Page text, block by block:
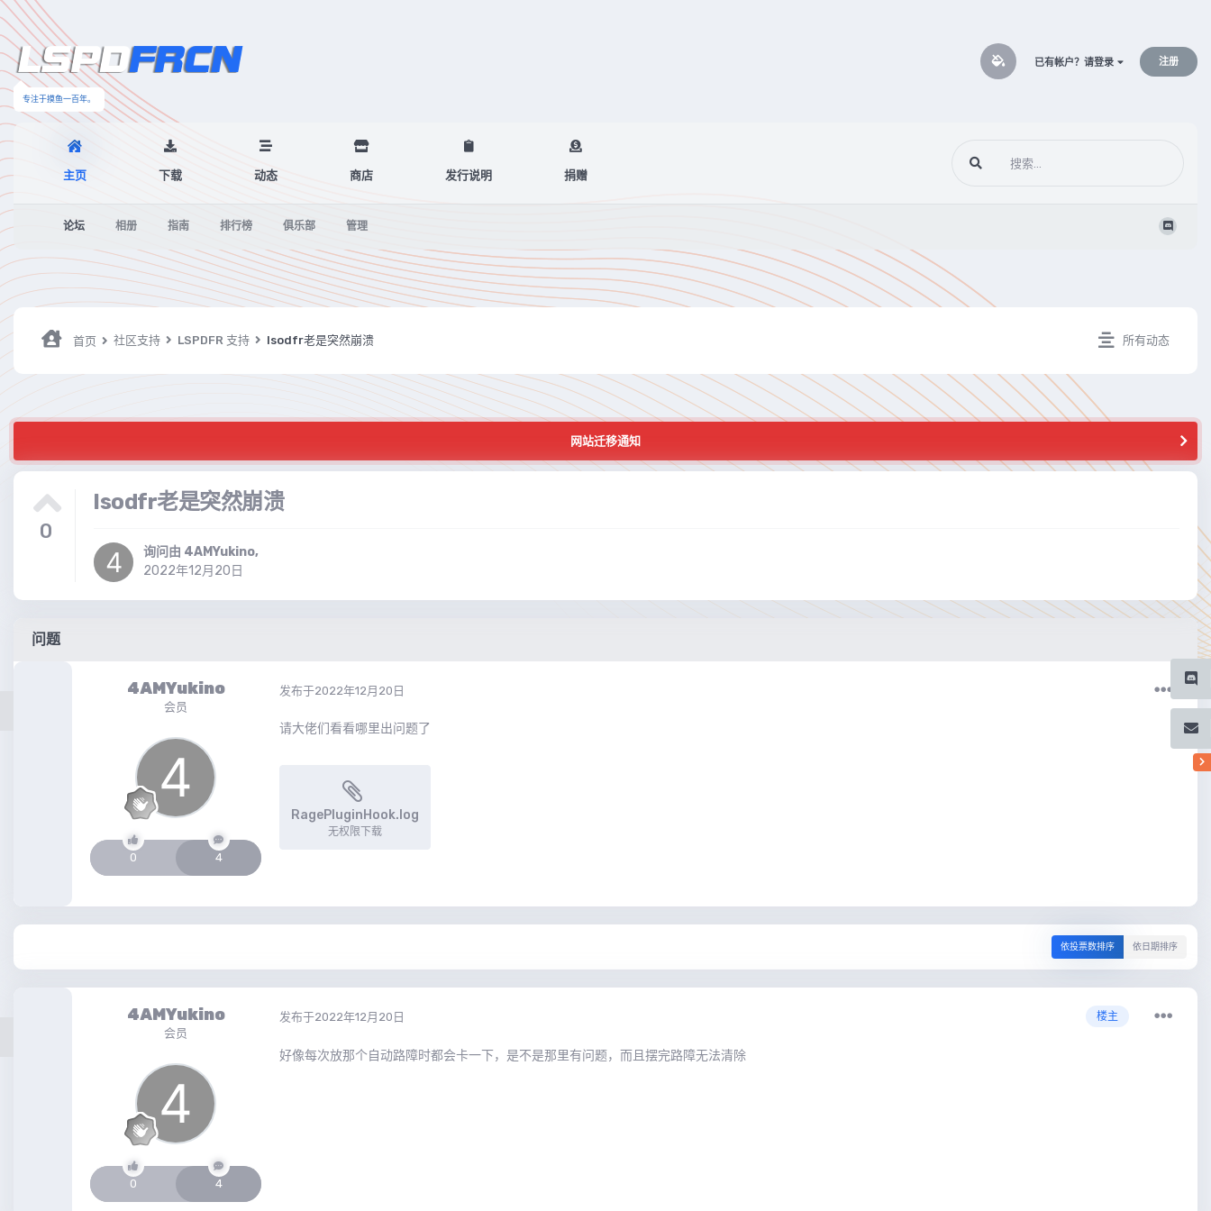
专注于摸鱼一百年。
已有帐户？请登录 注册
主页
论坛 相册 指南 排行榜 俱乐部 管理
下载 动态 商店 发行说明 捐赠
所有动态
首页 社区支持 LSPDFR 支持 lsodfr老是突然崩溃
网站迁移通知
0
lsodfr老是突然崩溃
询问由 4AMYukino,
2022年12月20日
问题
4AMYukino
会员
0 4
发布于2022年12月20日
请大佬们看看哪里出问题了
RagePluginHook.log
无权限下载
依投票数排序 依日期排序
4AMYukino
会员
0 4
楼主
发布于2022年12月20日
好像每次放那个自动路障时都会卡一下，是不是那里有问题，而且摆完路障无法清除